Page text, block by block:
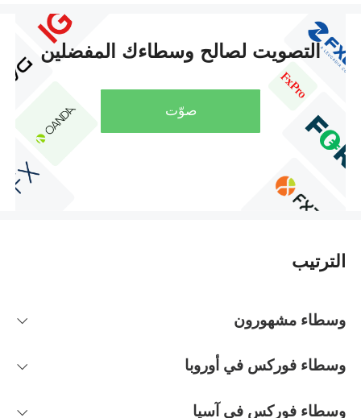
التصويت لصالح وسطاءك المفضلين
صوّت
الترتيب
وسطاء مشهورون
وسطاء فوركس في أوروبا
وسطاء فوركس في آسيا